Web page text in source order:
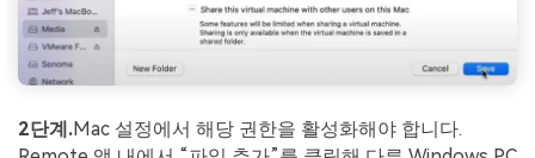
2단계.Mac 설정에서 해당 권한을 활성화해야 합니다.